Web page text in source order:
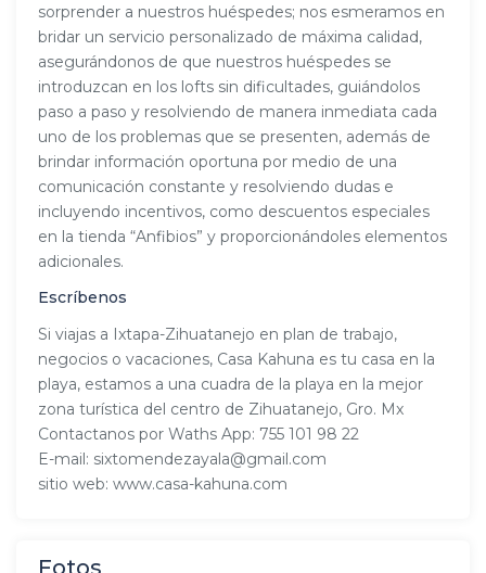
sorprender a nuestros huéspedes; nos esmeramos en
bridar un servicio personalizado de máxima calidad,
asegurándonos de que nuestros huéspedes se
introduzcan en los lofts sin dificultades, guiándolos
paso a paso y resolviendo de manera inmediata cada
uno de los problemas que se presenten, además de
brindar información oportuna por medio de una
comunicación constante y resolviendo dudas e
incluyendo incentivos, como descuentos especiales
en la tienda “Anfibios” y proporcionándoles elementos
adicionales.
Escríbenos
Si viajas a Ixtapa-Zihuatanejo en plan de trabajo,
negocios o vacaciones, Casa Kahuna es tu casa en la
playa, estamos a una cuadra de la playa en la mejor
zona turística del centro de Zihuatanejo, Gro. Mx
Contactanos por Waths App: 755 101 98 22
E-mail: sixtomendezayala@gmail.com
sitio web: www.casa-kahuna.com
Fotos